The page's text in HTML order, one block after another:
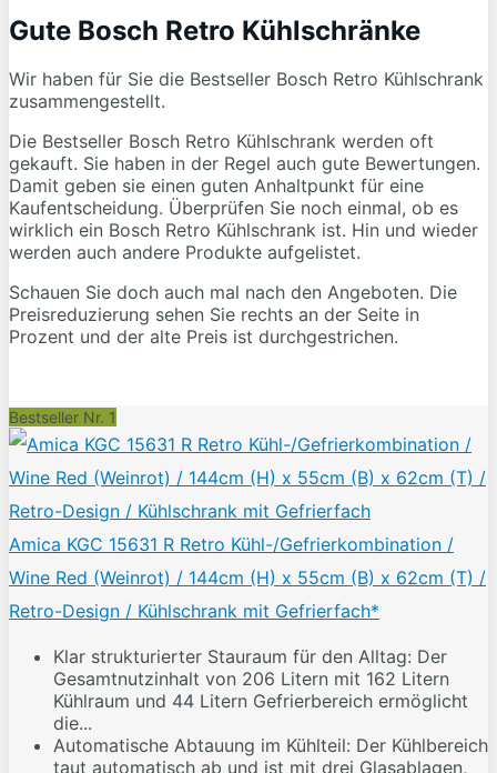
Gute Bosch Retro Kühlschränke
Wir haben für Sie die Bestseller Bosch Retro Kühlschrank
zusammengestellt.
Die Bestseller Bosch Retro Kühlschrank werden oft
gekauft. Sie haben in der Regel auch gute Bewertungen.
Damit geben sie einen guten Anhaltpunkt für eine
Kaufentscheidung. Überprüfen Sie noch einmal, ob es
wirklich ein Bosch Retro Kühlschrank ist. Hin und wieder
werden auch andere Produkte aufgelistet.
Schauen Sie doch auch mal nach den Angeboten. Die
Preisreduzierung sehen Sie rechts an der Seite in
Prozent und der alte Preis ist durchgestrichen.
Bestseller Nr. 1
Amica KGC 15631 R Retro Kühl-/Gefrierkombination /
Wine Red (Weinrot) / 144cm (H) x 55cm (B) x 62cm (T) /
Retro-Design / Kühlschrank mit Gefrierfach*
Klar strukturierter Stauraum für den Alltag: Der
Gesamtnutzinhalt von 206 Litern mit 162 Litern
Kühlraum und 44 Litern Gefrierbereich ermöglicht
die...
Automatische Abtauung im Kühlteil: Der Kühlbereich
taut automatisch ab und ist mit drei Glasablagen,